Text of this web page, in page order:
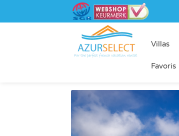
Villas
Favoris